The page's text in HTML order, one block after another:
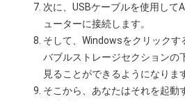
次に、USBケーブルを使用して
ューターに接続します。
そして、Windowsをクリックす
バブルストレージセクションの
見ることができるようになりま
そこから、あなたはそれを起動